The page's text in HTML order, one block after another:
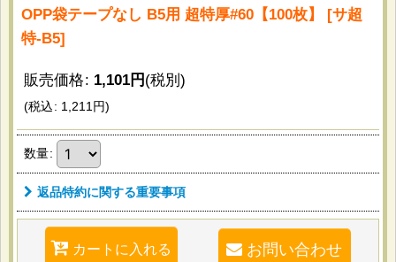
OPP袋テープなし B5用 超特厚#60【100枚】 [サ超
特-B5]
販売価格: 1,101円(税別)
(税込: 1,211 円)
数量:
返品特約に関する重要事項
カートに入れる お問い合わせ